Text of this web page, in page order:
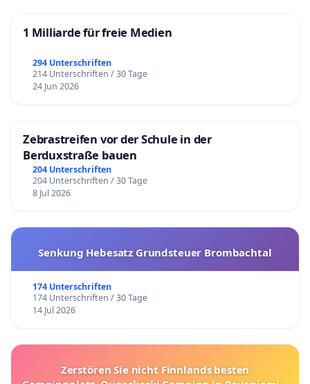
1 Milliarde für freie Medien
294 Unterschriften
214 Unterschriften / 30 Tage
24 Jun 2026
Zebrastreifen vor der Schule in der
Berduxstraße bauen
204 Unterschriften
204 Unterschriften / 30 Tage
8 Jul 2026
Senkung Hebesatz Grundsteuer Brombachtal
174 Unterschriften
174 Unterschriften / 30 Tage
14 Jul 2026
Zerstören Sie nicht Finnlands besten